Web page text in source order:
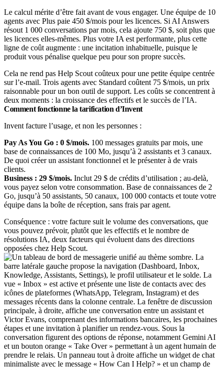
Le calcul mérite d’être fait avant de vous engager. Une équipe de 10
agents avec Plus paie 450 $/mois pour les licences. Si AI Answers
résout 1 000 conversations par mois, cela ajoute 750 $, soit plus que
les licences elles-mêmes. Plus votre IA est performante, plus cette
ligne de coût augmente : une incitation inhabituelle, puisque le
produit vous pénalise quelque peu pour son propre succès.
Cela ne rend pas Help Scout coûteux pour une petite équipe centrée
sur l’e-mail. Trois agents avec Standard coûtent 75 $/mois, un prix
raisonnable pour un bon outil de support. Les coûts se concentrent à
deux moments : la croissance des effectifs et le succès de l’IA.
Comment fonctionne la tarification d’Invent
Invent facture l’usage, et non les personnes :
Pay As You Go : 0 $/mois. 100 messages gratuits par mois, une
base de connaissances de 100 Mo, jusqu’à 2 assistants et 3 canaux.
De quoi créer un assistant fonctionnel et le présenter à de vrais
clients.
Business : 29 $/mois. Inclut 29 $ de crédits d’utilisation ; au-delà,
vous payez selon votre consommation. Base de connaissances de 2
Go, jusqu’à 50 assistants, 50 canaux, 100 000 contacts et toute votre
équipe dans la boîte de réception, sans frais par agent.
Conséquence : votre facture suit le volume des conversations, que
vous pouvez prévoir, plutôt que les effectifs et le nombre de
résolutions IA, deux facteurs qui évoluent dans des directions
opposées chez Help Scout.